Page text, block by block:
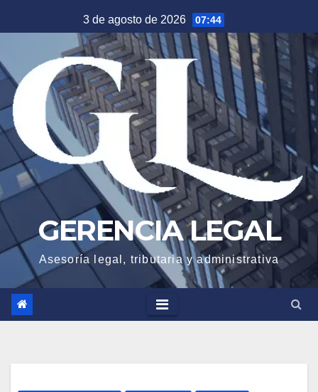
al
3 de agosto de 2026 07:44
GERENCIA LEGAL
Asesoría legal, tributaria y administrativa